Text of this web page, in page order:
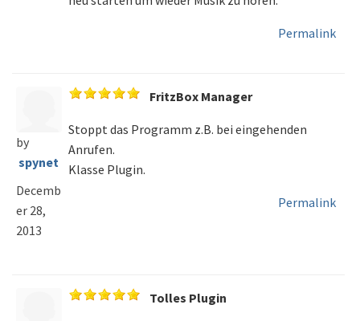
Permalink
by
spynet
Decemb
er 28,
2013
FritzBox Manager
Stoppt das Programm z.B. bei eingehenden
Anrufen.
Klasse Plugin.
Permalink
Tolles Plugin